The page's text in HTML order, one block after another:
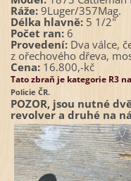
Ráže: 9Luger/357Mag.
Délka hlavně:5 1/2"
Počet ran:6
Provedení: Dva válce,
z ořechového dřeva,
Cena: 16.800,-kč
Tato zbraň je kategorie R3
Policie ČR.
POZOR, jsou nutné
revolver a druhé na